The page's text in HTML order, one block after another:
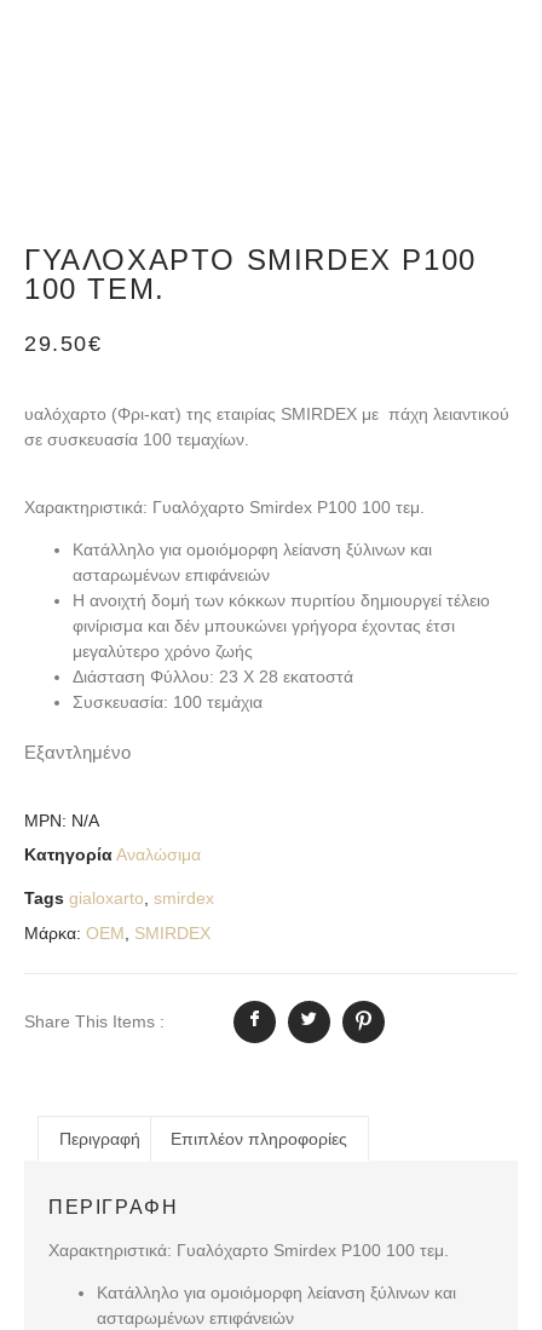
ΓΥΑΛΌΧΑΡΤΟ SMIRDEX P100
100 ΤΕΜ.
29.50€
υαλόχαρτο (Φρι-κατ) της εταιρίας SMIRDEX με πάχη λειαντικού
σε συσκευασία 100 τεμαχίων.
Χαρακτηριστικά: Γυαλόχαρτο Smirdex P100 100 τεμ.
Κατάλληλο για ομοιόμορφη λείανση ξύλινων και
ασταρωμένων επιφάνειών
Η ανοιχτή δομή των κόκκων πυριτίου δημιουργεί τέλειο
φινίρισμα και δέν μπουκώνει γρήγορα έχοντας έτσι
μεγαλύτερο χρόνο ζωής
Διάσταση Φύλλου: 23 Χ 28 εκατοστά
Συσκευασία: 100 τεμάχια
Εξαντλημένο
MPN: N/A
ΚατηγορίαΑναλώσιμα
Tags gialoxarto smirdex
Μάρκα: OEM SMIRDEX
Share This Items :
Περιγραφή Επιπλέον πληροφορίες
ΠΕΡΙΓΡΑΦΉ
Χαρακτηριστικά: Γυαλόχαρτο Smirdex P100 100 τεμ.
Κατάλληλο για ομοιόμορφη λείανση ξύλινων και
ασταρωμένων επιφάνειών